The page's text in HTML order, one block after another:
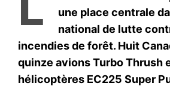
le1.ma
l'intelligence